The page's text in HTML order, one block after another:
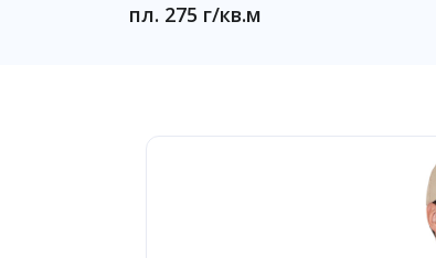
пл. 275 г/кв.м